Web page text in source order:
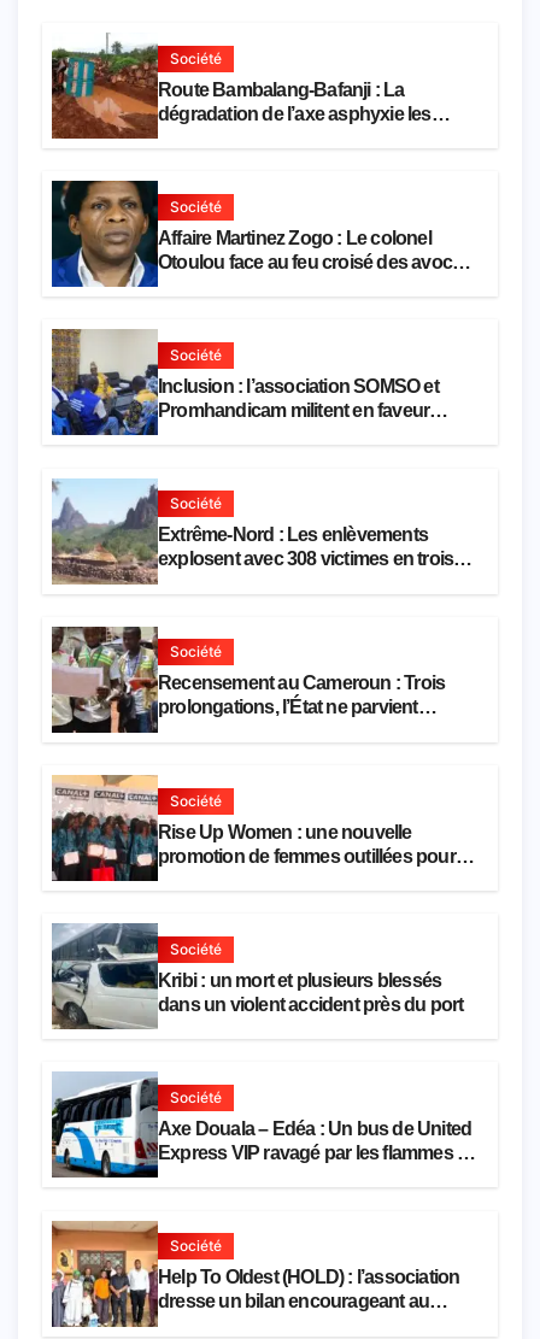
Société
Route Bambalang-Bafanji : La
dégradation de l’axe asphyxie les
Société
Affaire Martinez Zogo : Le colonel
Otoulou face au feu croisé des avocats
Société
Inclusion : l’association SOMSO et
Promhandicam militent en faveur
Société
Extrême-Nord : Les enlèvements
explosent avec 308 victimes en trois
Société
Recensement au Cameroun : Trois
prolongations, l’État ne parvient
Société
Rise Up Women : une nouvelle
promotion de femmes outillées pour
Société
Kribi : un mort et plusieurs blessés
dans un violent accident près du port
Société
Axe Douala – Edéa : Un bus de United
Express VIP ravagé par les flammes à
Société
Help To Oldest (HOLD) : l’association
dresse un bilan encourageant au